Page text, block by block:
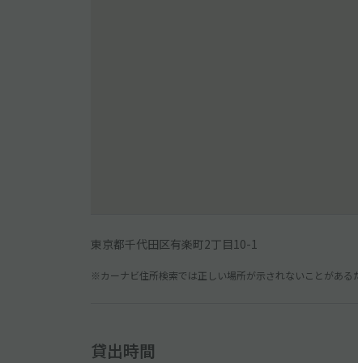
東京都千代田区有楽町2丁目10-1
※カーナビ住所検索では正しい場所が示されないことがある
貸出時間